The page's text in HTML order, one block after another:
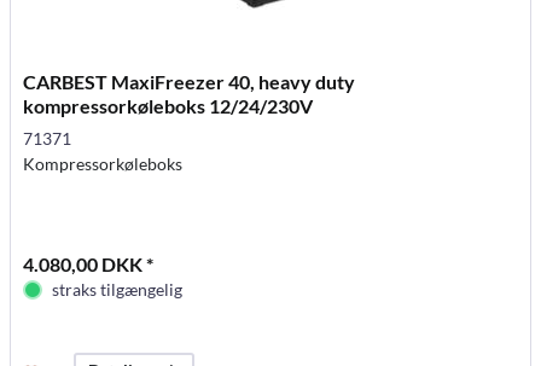
CARBEST MaxiFreezer 40, heavy duty
kompressorkøleboks 12/24/230V
71371
Kompressorkøleboks
4.080,00 DKK *
straks tilgængelig